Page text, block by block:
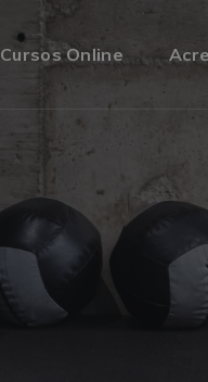
Cursos Online